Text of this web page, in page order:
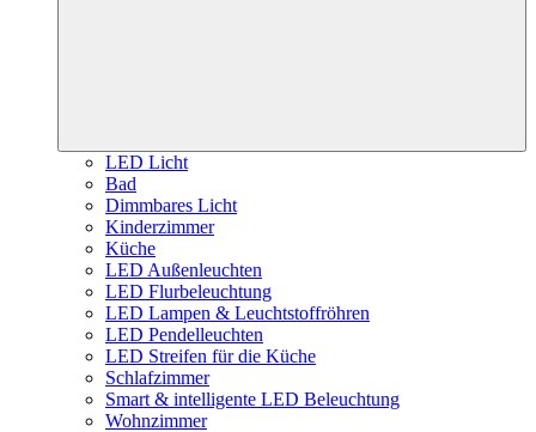
LED Licht
Bad
Dimmbares Licht
Kinderzimmer
Küche
LED Außenleuchten
LED Flurbeleuchtung
LED Lampen & Leuchtstoffröhren
LED Pendelleuchten
LED Streifen für die Küche
Schlafzimmer
Smart & intelligente LED Beleuchtung
Wohnzimmer